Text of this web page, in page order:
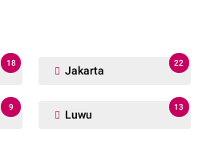
18
Jakarta
22
9
Luwu
13